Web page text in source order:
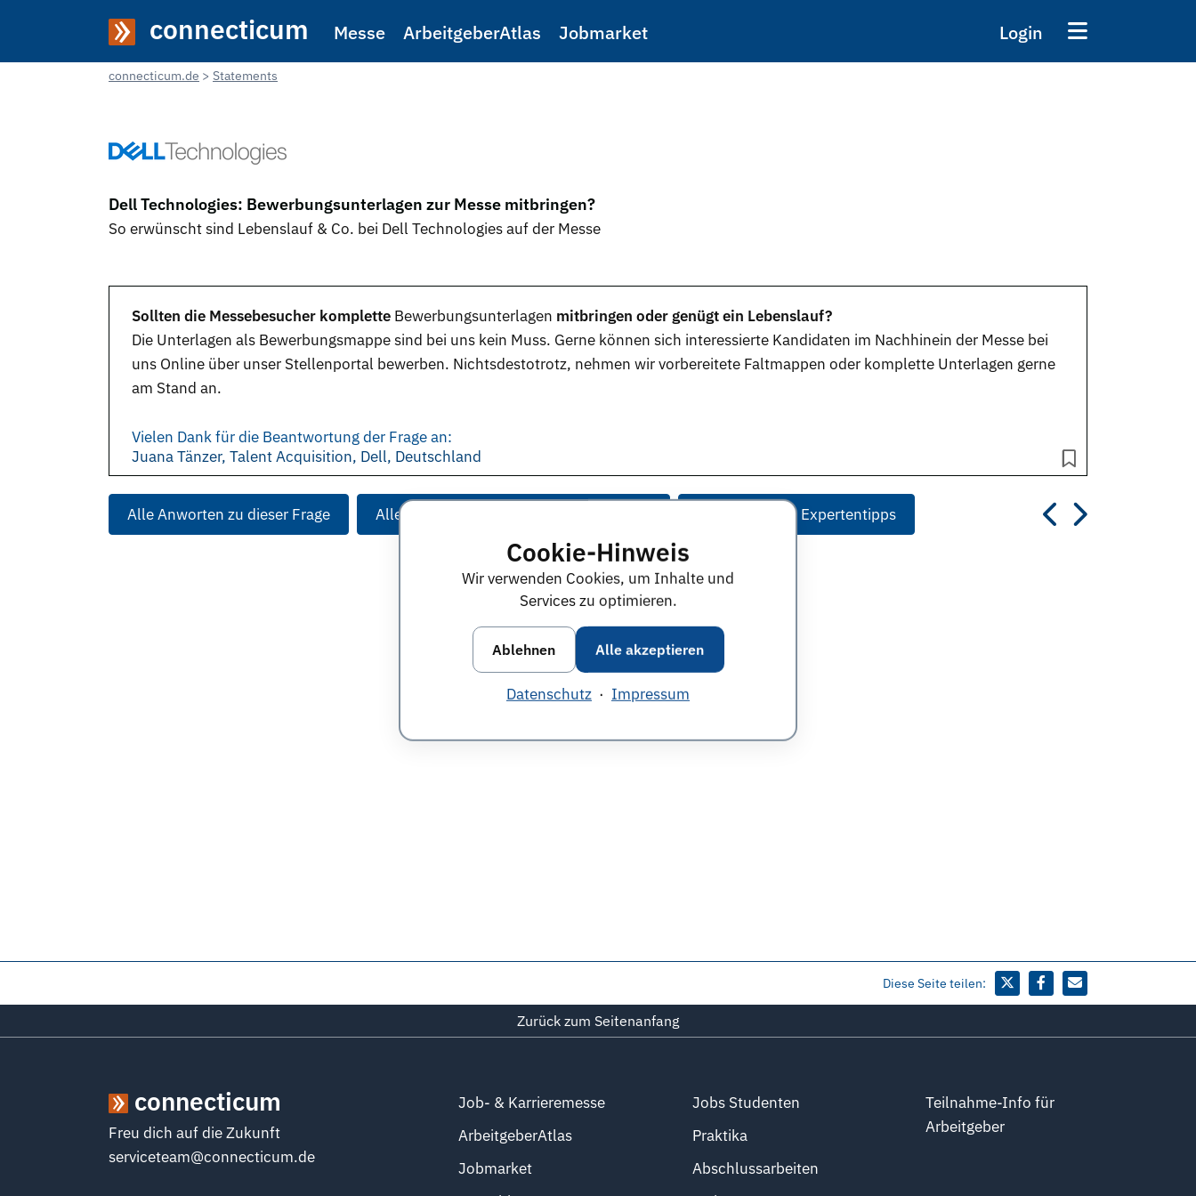
Cookie-Hinweis
Wir verwenden Cookies, um Inhalte und
Services zu optimieren.
Ablehnen Alle akzeptieren
Datenschutz · Impressum
connecticum Messe ArbeitgeberAtlas Jobmarket Login
connecticum.de Statements
Dell Technologies: Bewerbungsunterlagen zur Messe mitbringen?
So erwünscht sind Lebenslauf & Co. bei Dell Technologies auf der Messe
Sollten die Messebesucher komplette Bewerbungsunterlagen mitbringen oder genügt ein Lebenslauf?
Die Unterlagen als Bewerbungsmappesind bei uns kein Muss. Gerne können sich interessierte Kandidaten im Nachhinein der Messe bei
uns Online über unser Stellenportal bewerben. Nichtsdestotrotz, nehmen wir vorbereitete Faltmappen oder komplette Unterlagen gerne
am Stand an.
Vielen Dank für die Beantwortung der Frage an:
Juana Tänzer, Talent Acquisition, Dell, Deutschland
Alle Anworten zu dieser Frage Alle Anworten von diesem Unternehmen Alle Themen & Expertentipps
Diese Seite teilen:
Zurück zum Seitenanfang
connecticum
Freu dich auf die Zukunft
serviceteam@connecticum.de
Job- & Karrieremesse
ArbeitgeberAtlas
Jobmarket
Jobs Studenten
Praktika
Abschlussarbeiten
Teilnahme-Info für
Arbeitgeber